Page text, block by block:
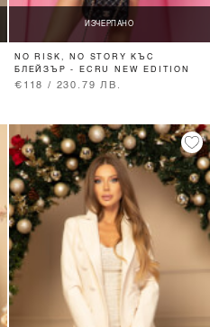
ИЗЧЕРПАНО
NO RISK, NO STORY КЪС
БЛЕЙЗЪР - ECRU NEW EDITION
€118 / 230.79 ЛВ.